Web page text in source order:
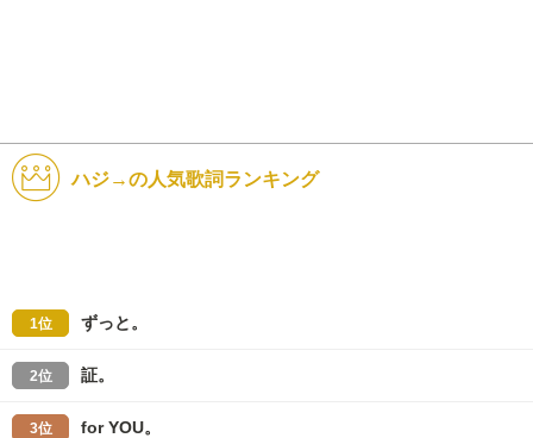
ハジ→の人気歌詞ランキング
1位 ずっと。
2位 証。
3位 for YOU。